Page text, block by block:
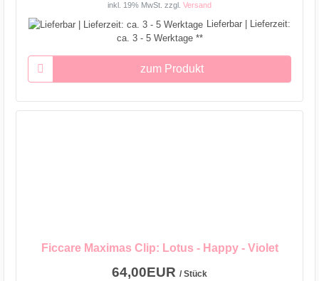
inkl. 19% MwSt. zzgl. Versand
Lieferbar | Lieferzeit:
ca. 3 - 5 Werktage **
zum Produkt
Ficcare Maximas Clip: Lotus - Happy - Violet
64,00EUR / Stück